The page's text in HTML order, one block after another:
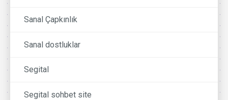
Sanal Çapkınlık
Sanal dostluklar
Segital
Segital sohbet site